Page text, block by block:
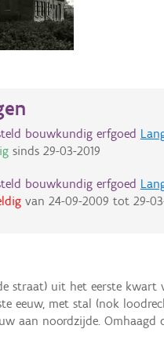
bouwkundig erfgoed
sinds 29-03-2019
bouwkundig erfgoed
van 24-09-2009 tot 29-
straat) uit het eerste kwart
eeuw, met stal (nok
aan noordzijde.